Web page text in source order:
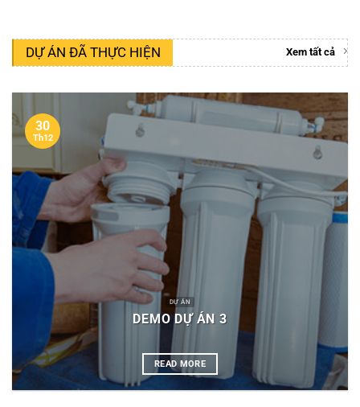
DỰ ÁN ĐÃ THỰC HIỆN Xem tất cả
DỰ ÁN
DEMO DỰ ÁN 3
READ MORE
30
Th12